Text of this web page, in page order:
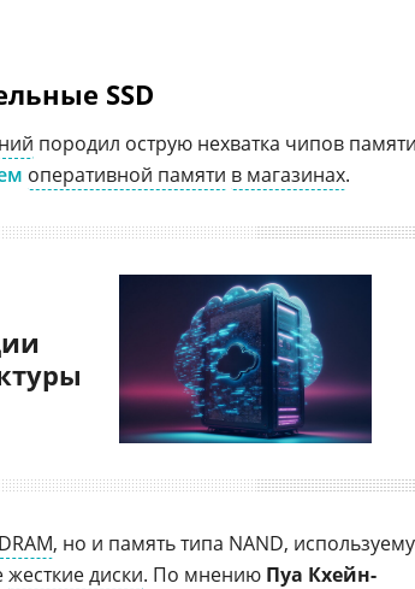
SSD
породил острую нехватка чипов
оперативной памяти в магазинах.
DRAM, но и память типа NAND,
жесткие диски. По мнению Пуа Кхейн-